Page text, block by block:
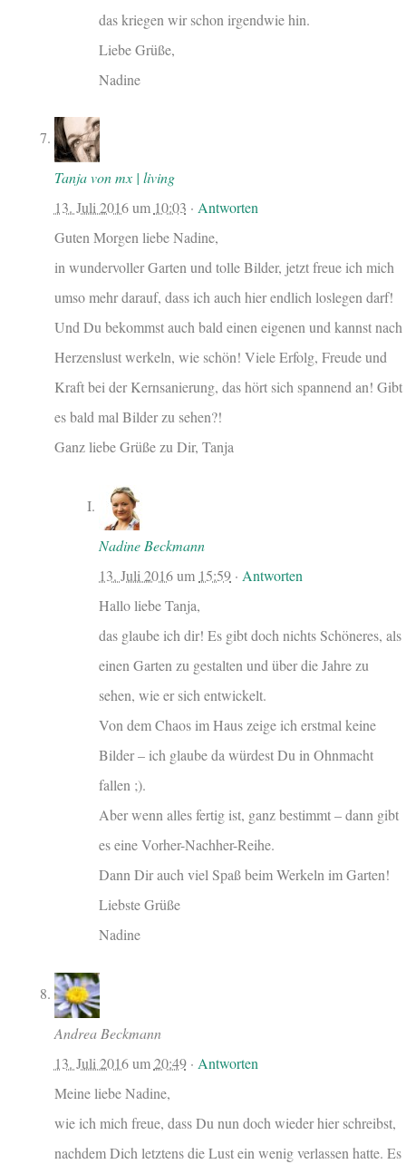
das kriegen wir schon irgendwie hin.
Liebe Grüße,
Nadine
Tanja von mx | living
13. Juli 2016um 10:03 · Antworten
Guten Morgen liebe Nadine,
in wundervoller Garten und tolle Bilder, jetzt freue ich mich
umso mehr darauf, dass ich auch hier endlich loslegen darf!
Und Du bekommst auch bald einen eigenen und kannst nach
Herzenslust werkeln, wie schön! Viele Erfolg, Freude und
Kraft bei der Kernsanierung, das hört sich spannend an! Gibt
es bald mal Bilder zu sehen?!
Ganz liebe Grüße zu Dir, Tanja
Nadine Beckmann
13. Juli 2016um 15:59 ·Antworten
Hallo liebe Tanja,
das glaube ich dir! Es gibt doch nichts Schöneres, als
einen Garten zu gestalten und über die Jahre zu
sehen, wie er sich entwickelt.
Von dem Chaos im Haus zeige ich erstmal keine
Bilder – ich glaube da würdest Du in Ohnmacht
fallen ;).
Aber wenn alles fertig ist, ganz bestimmt – dann gibt
es eine Vorher-Nachher-Reihe.
Dann Dir auch viel Spaß beim Werkeln im Garten!
Liebste Grüße
Nadine
Andrea Beckmann
13. Juli 2016um20:49· Antworten
Meine liebe Nadine,
wie ich mich freue, dass Du nun doch wieder hier schreibst,
nachdem Dich letztens die Lust ein wenig verlassen hatte. Es